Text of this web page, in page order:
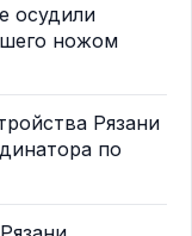
осудили
ножом
Рязани
по